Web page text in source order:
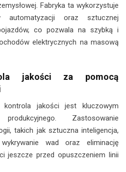
Fabryka ta wykorzystuje
automatyzacji oraz sztucznej
co pozwala na szybką i
elektrycznych na masową
jakości za pomocą
kontrola jakości jest kluczowym
Zastosowanie
takich jak sztuczna inteligencja,
wad oraz eliminację
jeszcze przed opuszczeniem linii